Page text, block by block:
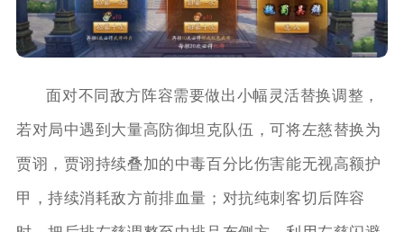
面对不同敌方阵容需要做出小幅灵活替换调整，
若对局中遇到大量高防御坦克队伍，可将左慈替换为
贾诩，贾诩持续叠加的中毒百分比伤害能无视高额护
甲，持续消耗敌方前排血量；对抗纯刺客切后阵容